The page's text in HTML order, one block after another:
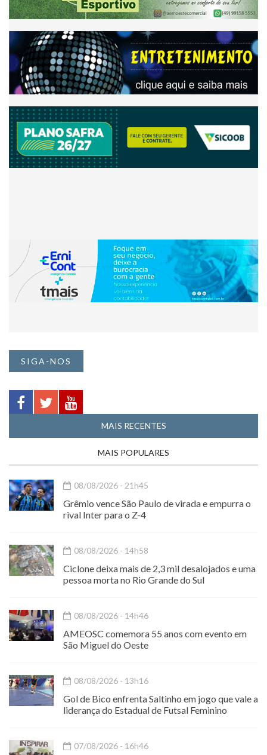
SIGA-NOS
MAIS RECENTES
MAIS POPULARES
08/08/2026 - 21h45
Grêmio vence São Paulo de virada e empurra o
rival Inter para o Z-4
08/08/2026 - 14h58
Ciclone deixa mais de 2,3 mil desalojados e uma
pessoa morta no Rio Grande do Sul
08/08/2026 - 14h46
AMEOSC comemora 55 anos com evento em
São Miguel do Oeste
08/08/2026 - 13h16
Gol de Bico enfrenta Saltinho em jogo que vale a
liderança do Estadual de Futsal Feminino
07/08/2026 - 16h46